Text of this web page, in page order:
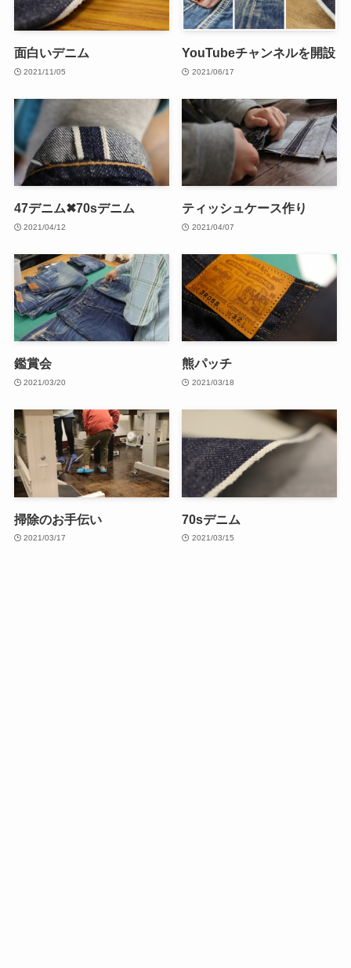
面白いデニム
2021/11/05
YouTubeチャンネルを開設
2021/06/17
47デニム✖70sデニム
2021/04/12
ティッシュケース作り
2021/04/07
鑑賞会
2021/03/20
熊パッチ
2021/03/18
掃除のお手伝い
2021/03/17
70sデニム
2021/03/15